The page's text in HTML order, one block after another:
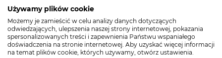
Używamy plików cookie
Możemy je zamieścić w celu analizy danych dotyczących
odwiedzających, ulepszenia naszej strony internetowej, pokazania
spersonalizowanych treści i zapewnienia Państwu wspaniałego
doświadczenia na stronie internetowej. Aby uzyskać więcej informacji
na temat plików cookie, których używamy, otwórz ustawienia.
Zawartość